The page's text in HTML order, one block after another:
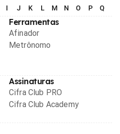
I J K L M N O P Q
Ferramentas
Afinador
Metrônomo
Assinaturas
Cifra Club PRO
Cifra Club Academy